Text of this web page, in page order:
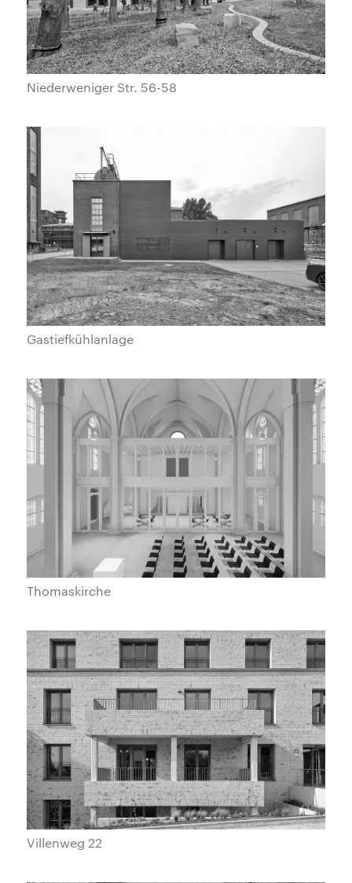
Niederweniger Str. 56-58
Gastiefkühlanlage
Thomaskirche
Villenweg 22